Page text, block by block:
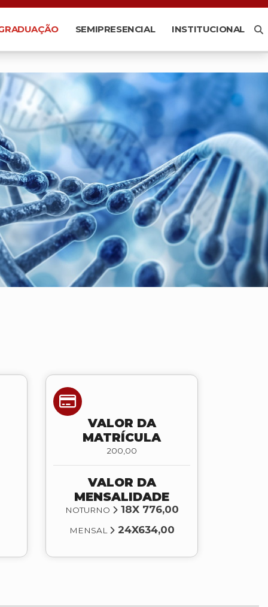
SEMIPRESENCIAL INSTITUCIONAL
VALOR DA
MATRÍCULA
200,00
VALOR DA
MENSALIDADE
NOTURNO 18X 776,00
MENSAL 24X634,00